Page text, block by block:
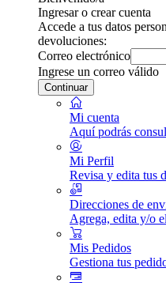
Ingresar o crear cuenta
Accede a tus datos
devoluciones:
Correo electrónico
Ingrese un correo válido
Continuar
Mi cuenta
Aquí podrás
Mi Perfil
Revisa y edita tus
Direcciones de
Agrega, edita y/o
Mis Pedidos
Gestiona tus